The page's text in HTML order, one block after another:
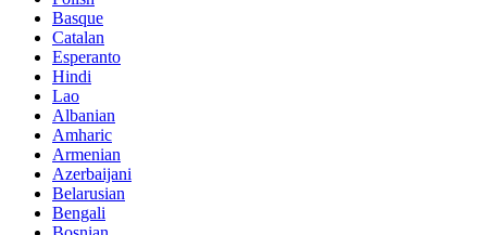
Basque
Catalan
Esperanto
Hindi
Lao
Albanian
Amharic
Armenian
Azerbaijani
Belarusian
Bengali